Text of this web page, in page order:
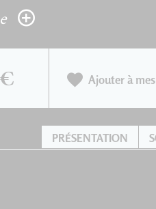
Ajouter à
PRÉSENTATION